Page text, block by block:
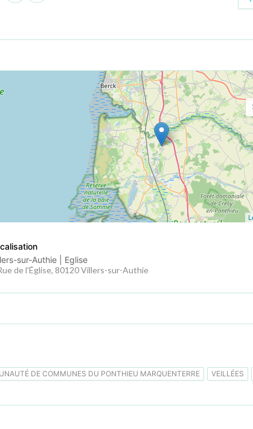
sur-Authie | Eglise
de l'Église, 80120 Villers-sur-Authie
DE COMMUNES DU PONTHIEU MARQUENTERRE VEILLÉES